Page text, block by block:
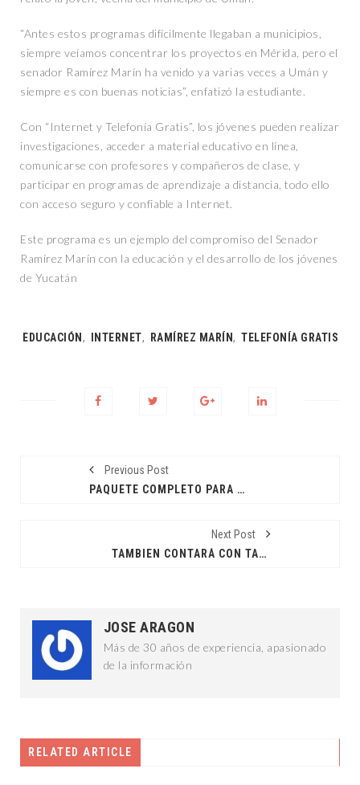
“Antes estos programas difícilmente llegaban a municipios,
siempre veíamos concentrar los proyectos en Mérida, pero el
senador Ramírez Marín ha venido ya varias veces a Umán y
siempre es con buenas noticias”, enfatizó la estudiante.
Con “Internet y Telefonía Gratis”, los jóvenes pueden realizar
investigaciones, acceder a material educativo en línea,
comunicarse con profesores y compañeros de clase, y
participar en programas de aprendizaje a distancia, todo ello
con acceso seguro y confiable a Internet.
Este programa es un ejemplo del compromiso del Senador
Ramírez Marín con la educación y el desarrollo de los jóvenes
de Yucatán
Tags:
EDUCACIÓN , INTERNET, RAMÍREZ MARÍN, TELEFONÍA GRATIS
Previous Post
PAQUETE COMPLETO PARA ESTUDIANTES
Next Post
TAMBIEN CONTARÁ CON TARIFA SOCIAL
JOSE ARAGON
Más de 30 años de experiencia, apasionado
de la información
RELATED ARTICLE